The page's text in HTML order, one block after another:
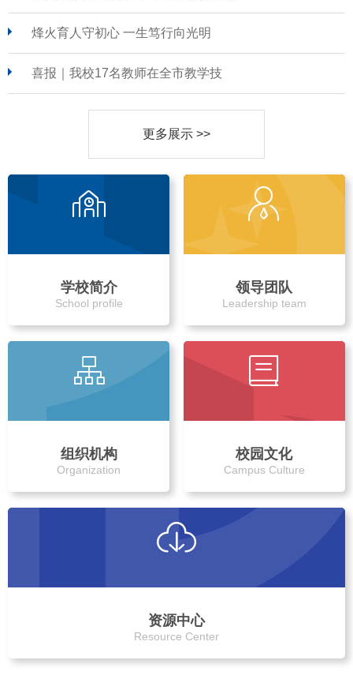
烽火育人守初心 一生笃行向光明
喜报｜我校17名教师在全市教学技
更多展示 >>
学校简介
School profile
领导团队
Leadership team
组织机构
Organization
校园文化
Campus Culture
资源中心
Resource Center